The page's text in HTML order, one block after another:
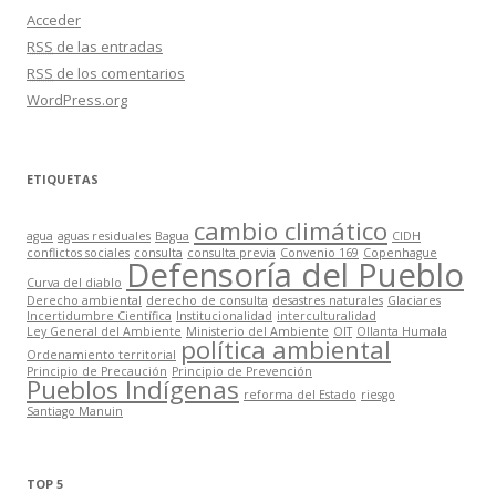
Acceder
RSS de las entradas
RSS de los comentarios
WordPress.org
ETIQUETAS
agua aguas residuales Bagua cambio climático CIDH
conflictos sociales consulta consulta previa Convenio 169 Copenhague
Curva del diablo Defensoría del Pueblo
Derecho ambiental derecho de consulta desastres naturales Glaciares
Incertidumbre Científica Institucionalidad interculturalidad
Ley General del Ambiente Ministerio del Ambiente OIT Ollanta Humala
Ordenamiento territorial política ambiental
Principio de Precaución Principio de Prevención
Pueblos Indígenas reforma del Estado riesgo
Santiago Manuin
TOP 5